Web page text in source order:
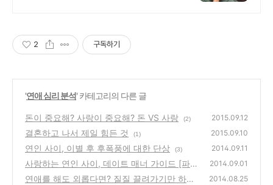
2 구독하기
'연애 심리 분석' 카테고리의 다른 글
돈이 중요해? 사랑이 중요해? 돈 VS 사랑 (2) 2015.09.12
결혼하고 나서 제일 힘든 것 (1) 2015.09.10
연인 사이, 이별 후 후폭풍에 대한 단상 (3) 2014.09.11
사랑하는 연인 사이, 데이트 매너 가이드 [파스
타 종류/데이트 매너]
(1)
2014.09.01
연애를 해도 외롭다면? 질질 끌려가기만 하는
2014.08.25